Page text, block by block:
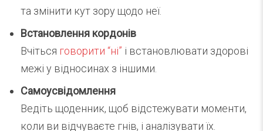
та змінити кут зору щодо неї.
Встановлення кордонів
Вчіться говорити “ні” і встановлювати здорові
межі у відносинах з іншими.
Самоусвідомлення
Ведіть щоденник, щоб відстежувати моменти,
коли ви відчуваєте гнів, і аналізувати їх.